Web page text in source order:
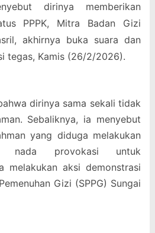
dirinya memberikan
PPPK, Mitra Badan Gizi
akhirnya buka suara dan
tegas, Kamis (26/2/2026).
dirinya sama sekali tidak
Sebaliknya, ia menyebut
yang diduga melakukan
nada provokasi untuk
melakukan aksi demonstrasi
Gizi (SPPG) Sungai